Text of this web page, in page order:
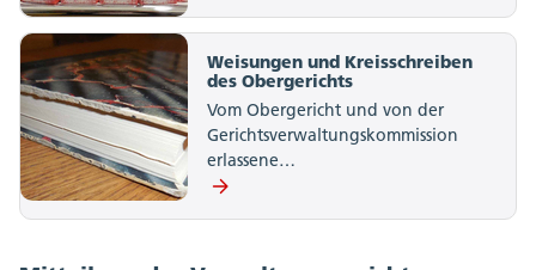
Weisungen und Kreisschreiben
des Obergerichts
Vom Obergericht und von der
Gerichtsverwaltungskommission
erlassene…